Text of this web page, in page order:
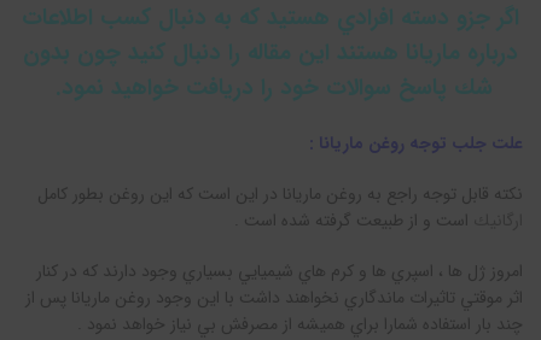
اگر جزو دسته افرادي هستيد كه به دنبال كسب اطلاعات
درباره ماريانا هستند اين مقاله را دنبال كنيد چون بدون
شك پاسخ سوالات خود را دريافت خواهيد نمود.
علت جلب توجه روغن ماريانا :
نكته قابل توجه راجع به روغن ماريانا در اين است كه اين روغن بطور كامل
است و از طبيعت گرفته شده است .
امروز ژل ها ، اسپري ها و كرم هاي شيميايي بسياري وجود دارند كه در كنار
اثر موقتي تاثيرات ماندگاري نخواهند داشت با اين وجود روغن ماريانا پس از
چند بار استفاده شمارا براي هميشه از مصرفش بي نياز خواهد نمود .